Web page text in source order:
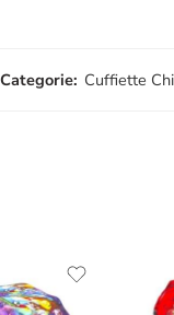
Categorie: Cuffiette